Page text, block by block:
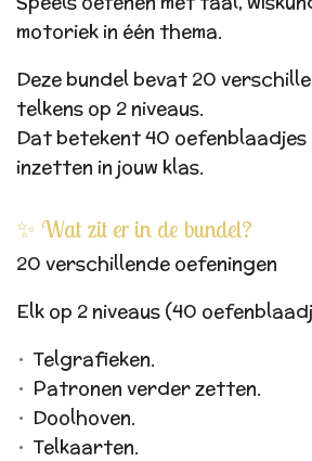
motoriek in één thema.
Deze bundel bevat 20
telkens op 2 niveaus.
Dat betekent 40 oefenblaadjes
inzetten in jouw klas.
✨ Wat zit er in de bundel?
20 verschillende oefeningen
Elk op 2 niveaus (40
Telgrafieken.
Patronen verder zetten.
Doolhoven.
Telkaarten.